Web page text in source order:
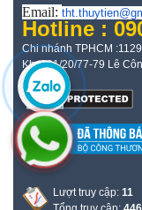
Email:
Hotline :
Chi nhánh TPHCM
Kho: 21/20/77-79 Lê
Lượt truy cập: 11